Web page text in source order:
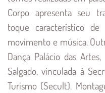
Corpo apresenta seu
toque característico
movimento e música.
Dança Palácio das
Salgado, vinculada à
Turismo (Secult).